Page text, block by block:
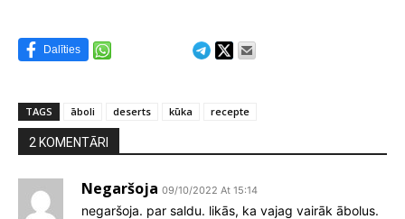
Dalīties
TAGS āboli deserts kūka recepte
2 KOMENTĀRI
Negaršoja 09/10/2022 At 15:14
negaršoja. par saldu. likās, ka vajag vairāk ābolus.